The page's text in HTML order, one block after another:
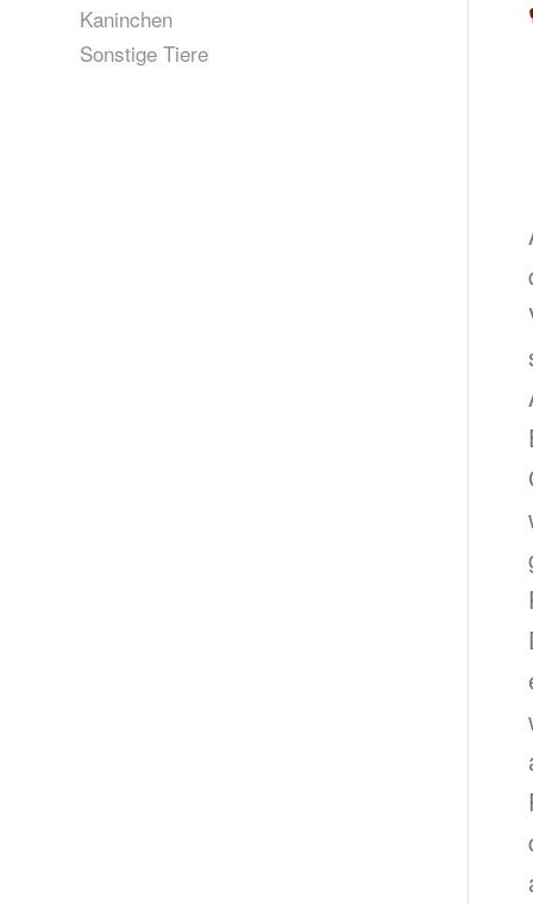
Kaninchen
Sonstige Tiere